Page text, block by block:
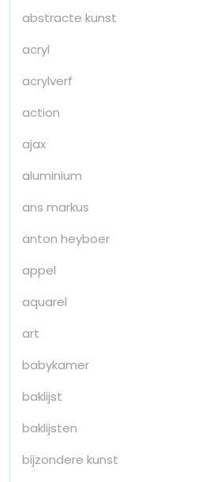
abstracte kunst
acryl
acrylverf
action
ajax
aluminium
ans markus
anton heyboer
appel
aquarel
art
babykamer
baklijst
baklijsten
bijzondere kunst